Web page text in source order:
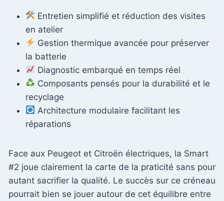
Entretien simplifié et réduction des visites
en atelier
Gestion thermique avancée pour préserver
la batterie
Diagnostic embarqué en temps réel
Composants pensés pour la durabilité et le
recyclage
Architecture modulaire facilitant les
réparations
Face aux Peugeot et Citroën électriques, la Smart
#2 joue clairement la carte de la praticité sans pour
autant sacrifier la qualité. Le succès sur ce créneau
pourrait bien se jouer autour de cet équilibre entre